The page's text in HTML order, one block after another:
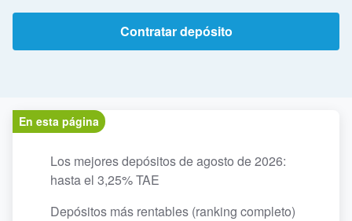
Contratar depósito
En esta página
Los mejores depósitos de agosto de 2026:
hasta el 3,25% TAE
Depósitos más rentables (ranking completo)